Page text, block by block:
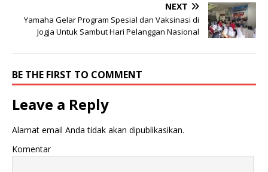
NEXT
Yamaha Gelar Program Spesial dan Vaksinasi di
Jogja Untuk Sambut Hari Pelanggan Nasional
BE THE FIRST TO COMMENT
Leave a Reply
Alamat email Anda tidak akan dipublikasikan.
Komentar